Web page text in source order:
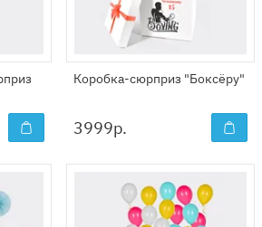
Коробка-сюрприз "Боксёру"
3999р.